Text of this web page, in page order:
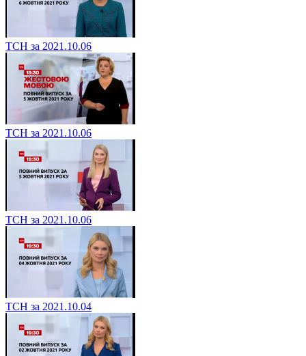
ТСН за 2021.10.06
ТСН за 2021.10.06
ТСН за 2021.10.06
ТСН за 2021.10.04